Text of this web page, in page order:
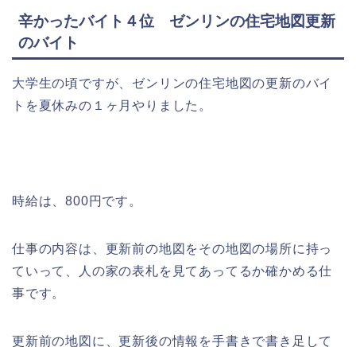
辛かったバイト４位 ゼンリンの住宅地図更新
のバイト
大学生の頃ですが、ゼンリンの住宅地図の更新のバイ
トを夏休みの１ヶ月やりました。
時給は、800円です。
仕事の内容は、更新前の地図をその地図の場所に持っ
ていって、人の家の表札を見てあってるか確かめる仕
事です。
更新前の地図に、更新後の情報を手書きで書き足して